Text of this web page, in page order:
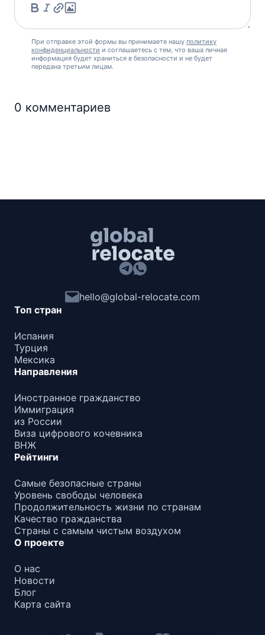
При отправке этой формы вы принимаете нашу политику
конфиденциальности и соглашаетесь с тем, что ваша личная
информация будет храниться в безопасности и не будет
передана третьим лицам.
0 комментариев
hello@global-relocate.com
Топ стран
Испания
Турция
Мексика
Направления
Иностранное гражданство
Иммиграция
из России
Виза цифрового кочевника
ВНЖ
Рейтинги
Самые безопасные страны
Уровень свободы человека
Продолжительность жизни по странам
Качество гражданства
Страны с самым чистым воздухом
О проекте
О нас
Новости
Блог
Карта сайта